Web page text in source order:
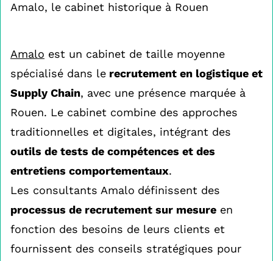
Amalo, le cabinet historique à Rouen
Amalo est un cabinet de taille moyenne
spécialisé dans le recrutement en logistique et
Supply Chain, avec une présence marquée à
Rouen. Le cabinet combine des approches
traditionnelles et digitales, intégrant des
outils de tests de compétences et des
entretiens comportementaux.
Les consultants Amalo définissent des
processus de recrutement sur mesure en
fonction des besoins de leurs clients et
fournissent des conseils stratégiques pour